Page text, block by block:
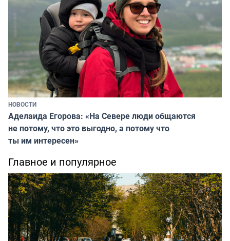
НОВОСТИ
Аделаида Егорова: «На Севере люди общаются
не потому, что это выгодно, а потому что
ты им интересен»
Главное и популярное